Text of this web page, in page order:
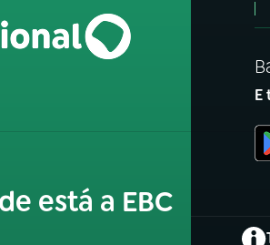
está a EBC
E